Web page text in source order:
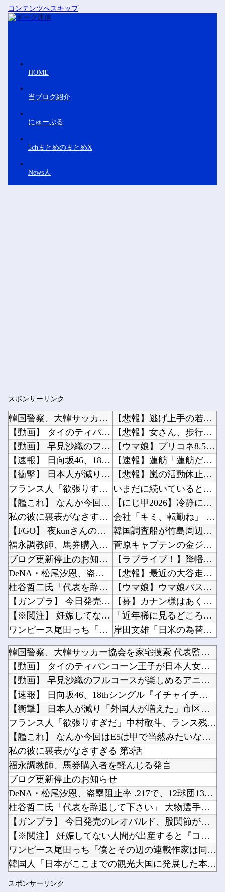
コンテンツへスキップ
HOME
当ブログ紹介
にゅーぷる
5chまとめのまとめX
News人
スポンサーリンク
韓国警察、大韓サッカー協会を家宅捜索 代表監督選考巡り
【動画】 タイのティパンコーン王子が日本人女性とデートか？
【動画】 早見沙織のフルコースが楽しめるアニメ発見されるｗｗｗｗｗｗｗ
【速報】 日向坂46、18thシングル『イチャイチャ虫』の発売が決定！！
【衝撃】 日本人が減り「外国人が増えた」市区町村ランキング…TOP5がこちらｗｗｗｗｗｗ
フランス人「欲張りすぎだ」中村敬斗、ランス残留の可能性を会長が示唆！移籍金が交渉の壁に.....
【艦これ】 なんか今回はE5は甲で当然みたいな流れあるよね
私の彼に裏表がなさすぎる 第3話
【FGO】 夜kunさんのモルガンイラスト！！ 蝶の羽好きです！
福永調教師、馬券購入者を軽んじる発言
ブログ更新停止のお知らせ
DeNA・松尾汐恩、盗塁阻止率 .217で、12球団13人中12位（8月5日現在）
柱谷哲二氏「代表を辞退して下さい」 大物選手に直談判「自分からやめてほしいと思った」 闘将...
【ガンプラ】 今日発売のレオパルド、股関節が平成の作りすぎる…
【※閲注】 妊娠してない人間が出産すると『コレ』が出てくるらしい…ヤバすぎる…
ワンピース尾田っち「僕とその辺の連載作家は同じく『漫画家』と呼ばれるけど、それが不満で。」...
韓国人「日本がここまでの観光大国に発展した本当の理由がこちら…」→「昔から日本は愛されてた...
任天堂ソフトのダウンロード率61.5%ｗｗｗ
転校生と仲良くなってその子の家に遊びに行ったら私が小さい頃に撮った写真があった
Powered by livedoor 相互RSS
【悲報】逃げ上手の若君、2期放映中なのに全く話題にならない他
【悲報】女さん、歩行者を轢いた挙句、道路に倒れてどえらいことになってしまうw w w w ...
【ウマ娘】プリコネ8.5周年直前生放送にて、プリコネ×ウマ娘コラボの開催について告知が！？...
【速報】蓮舫「蓮舫だから叩いて良いという報道」 ネット「高市だから叩いて良いをやってるのが...
【悲報】嵐の活動休止の影響か…相葉雅紀のレコメンが9月いっぱいで終了へ他
いまだに続いていると聞いてビビる漫画「ながされて藍蘭島」「咲」「らき☆すた」他
【にじ甲2026】冷静に考えるとなんだこのえっっっな格好は…？他
会社「キミ、転勤ね」 男性社員「なら辞めますわ」 → 凄いことになるｗｗｗｗｗｗ他
韓国調査船が竹島周辺の日本EEZ内で調査か、ワイヤのようなもの海中に投入…外務省が抗議！他
菅原キャプテンの金ジャージｷﾀ━(ﾟ∀ﾟ)━!【乃木坂46】他
【ラブライブ！】降幡愛さんがドッキリGPに出演！！！！他
【悲報】最近の大谷走塁ミス他
【ウマ娘】ウマ娘バストTOP20他
【募】カナン様はあくまでチョロいでエッチしたいキャラ【画像】他
「近年稀に見るどころの話じゃないぞ」と台風15号の予想進路に困惑する人が多数、偏西風が全く...
岸田文雄「日米の為替介入は一時しのぎに過ぎない。私なら円を強くすることが出来る」他
海外「日本は戦勝国なんだよ」 戦後の日本人の特別な生き様に各国から称賛の声他
【にじさんじ】ソフィ「８８８✨ ぞろ目ってなんか嬉しくなるよね！！」他
お前らが思う「バカゲー」って何？他
シャープ、シンプルで使いやすいオーブンレンジ「RE-WF187」他
キズナアイが加藤純一と絡み出したけどどうなんだ？他
アカネの回胴でっかいどう #04【「スマスロ とある魔術の禁書目録2」アカネ初 新台実戦!...
ペルソナ４R”メイン”ヒロインの里中千枝さん、来ている服と声がかわいかっただけという事実が...
ワイ同じスマホ11年使ってるんやけど他
Powered by livedoor 相互RSS
韓国警察、大韓サッカー協会を家宅捜索 代表監督選考巡り
【動画】 タイのティパンコーン王子が日本人女性とデートか？
【動画】 早見沙織のフルコースが楽しめるアニメ発見されるｗｗ...
【速報】 日向坂46、18thシングル『イチャイチャ虫』の発...
【衝撃】 日本人が減り「外国人が増えた」市区町村ランキング…...
フランス人「欲張りすぎだ」中村敬斗、ランス残留の可能性を会長...
【艦これ】 なんか今回はE5は甲で当然みたいな流れあるよね
私の彼に裏表がなさすぎる 第3話
福永調教師、馬券購入者を軽んじる発言
ブログ更新停止のお知らせ
DeNA・松尾汐恩、盗塁阻止率 .217で、12球団13人中...
柱谷哲二氏「代表を辞退して下さい」 大物選手に直談判「自分か...
【ガンプラ】 今日発売のレオパルド、股関節が平成の作りすぎる...
【※閲注】 妊娠してない人間が出産すると『コレ』が出てくるら...
ワンピース尾田っち「僕とその辺の連載作家は同じく『漫画家』と...
韓国人「日本がここまでの観光大国に発展した本当の理由がこちら...
任天堂ソフトのダウンロード率61.5%ｗｗｗ
スポンサーリンク